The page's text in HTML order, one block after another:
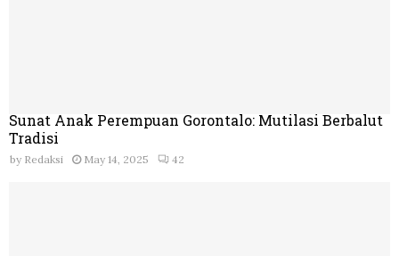
Sunat Anak Perempuan Gorontalo: Mutilasi Berbalut
Tradisi
by Redaksi May 14, 2025 42